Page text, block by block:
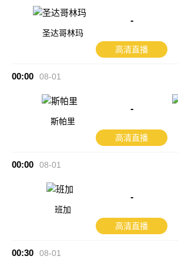
圣达哥林玛
-
高清直播
00:00 08-01
斯帕里
-
高清直播
00:00 08-01
班加
-
高清直播
00:30 08-01